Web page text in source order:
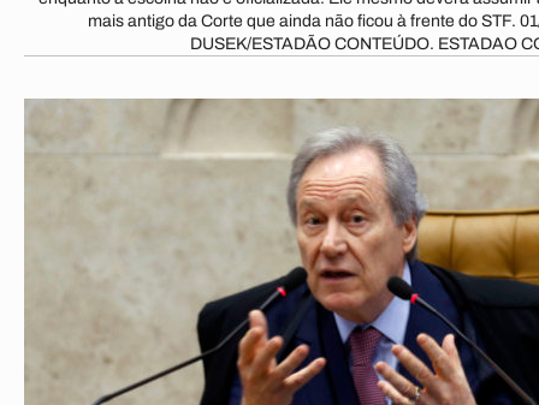
mais antigo da Corte que ainda não ficou à frente do STF.
DUSEK/ESTADÃO CONTEÚDO. ESTADAO